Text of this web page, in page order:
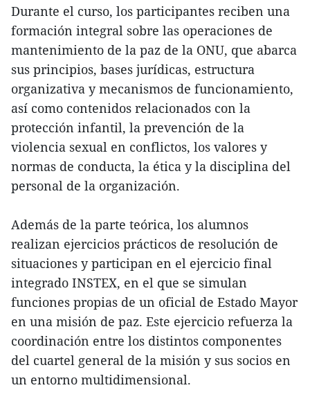
Durante el curso, los participantes reciben una
formación integral sobre las operaciones de
mantenimiento de la paz de la ONU, que abarca
sus principios, bases jurídicas, estructura
organizativa y mecanismos de funcionamiento,
así como contenidos relacionados con la
protección infantil, la prevención de la
violencia sexual en conflictos, los valores y
normas de conducta, la ética y la disciplina del
personal de la organización.
Además de la parte teórica, los alumnos
realizan ejercicios prácticos de resolución de
situaciones y participan en el ejercicio final
integrado INSTEX, en el que se simulan
funciones propias de un oficial de Estado Mayor
en una misión de paz. Este ejercicio refuerza la
coordinación entre los distintos componentes
del cuartel general de la misión y sus socios en
un entorno multidimensional.